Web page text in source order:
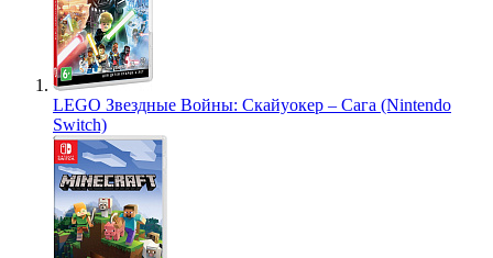
LEGO Звездные Войны: Скайуокер – Сага (Nintendo
Switch)